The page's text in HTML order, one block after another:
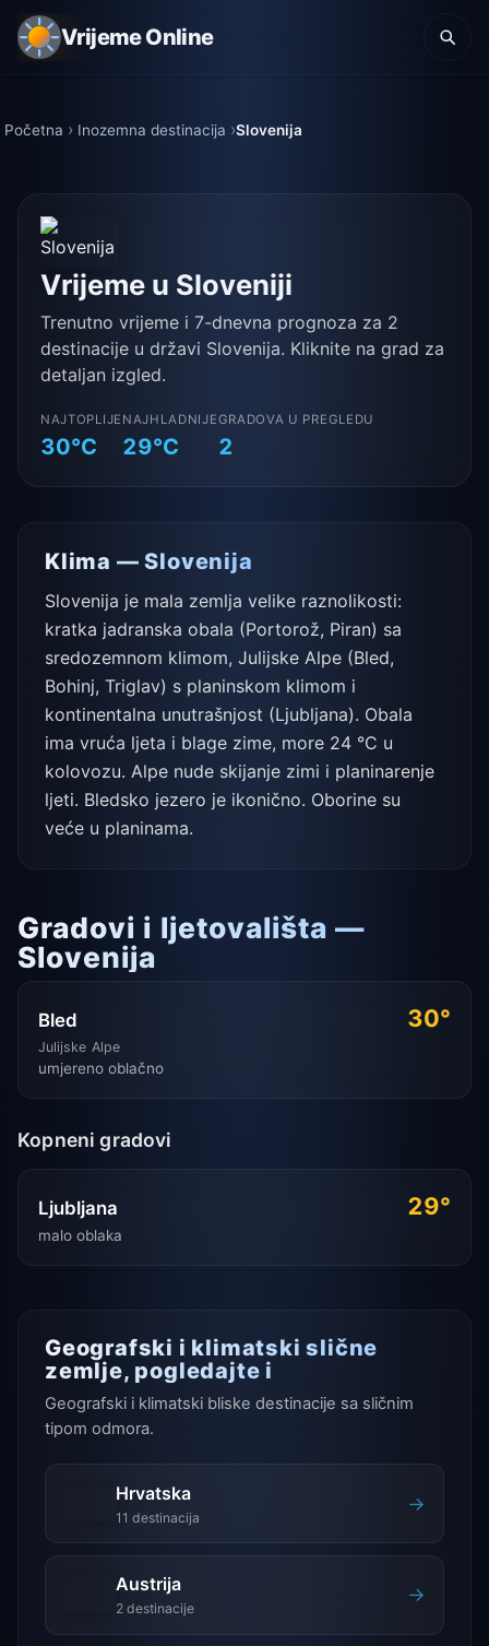
Vrijeme Online
Početna Inozemna destinacija Slovenija
Vrijeme u Sloveniji
Trenutno vrijeme i 7-dnevna prognoza za 2
destinacije u državi Slovenija. Kliknite na grad za
detaljan izgled.
NAJTOPLIJE
30°C
NAJHLADNIJE
29°C
GRADOVA U PREGLEDU
2
Klima — Slovenija
Slovenija je mala zemlja velike raznolikosti:
kratka jadranska obala (Portorož, Piran) sa
sredozemnom klimom, Julijske Alpe (Bled,
Bohinj, Triglav) s planinskom klimom i
kontinentalna unutrašnjost (Ljubljana). Obala
ima vruća ljeta i blage zime, more 24 °C u
kolovozu. Alpe nude skijanje zimi i planinarenje
ljeti. Bledsko jezero je ikonično. Oborine su
veće u planinama.
Gradovi i ljetovališta —
Slovenija
Bled 30°
Julijske Alpe
umjereno oblačno
Kopneni gradovi
Ljubljana 29°
malo oblaka
Geografski i klimatski slične
zemlje, pogledajte i
Geografski i klimatski bliske destinacije sa sličnim
tipom odmora.
Hrvatska
11 destinacija
→
Austrija
2 destinacije
→